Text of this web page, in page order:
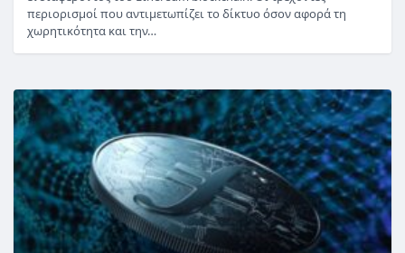
περιορισμοί που αντιμετωπίζει το δίκτυο όσον αφορά τη
χωρητικότητα και την…